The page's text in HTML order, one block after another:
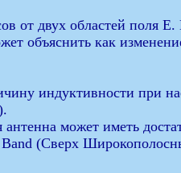
от двух областей поля Е.
объяснить как
индуктивности при
может иметь
(Сверх